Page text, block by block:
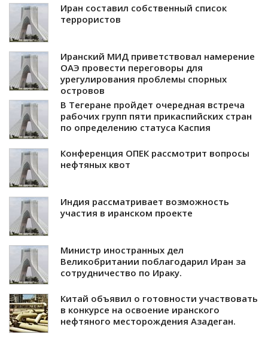
Иран составил собственный список
террористов
Иранский МИД приветствовал намерение
ОАЭ провести переговоры для
урегулирования проблемы спорных
островов
В Тегеране пройдет очередная встреча
рабочих групп пяти прикаспийских стран
по определению статуса Каспия
Конференция ОПЕК рассмотрит вопросы
нефтяных квот
Индия рассматривает возможность
участия в иранском проекте
Министр иностранных дел
Великобритании поблагодарил Иран за
сотрудничество по Ираку.
Китай объявил о готовности участвовать
в конкурсе на освоение иранского
нефтяного месторождения Азадеган.